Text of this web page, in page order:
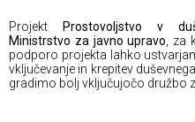
Projekt Prostovoljstvo v
Ministrstvo za javno upravo ,
podporo projekta lahko
vključevanje in krepitev
gradimo bolj vključujočo družbo